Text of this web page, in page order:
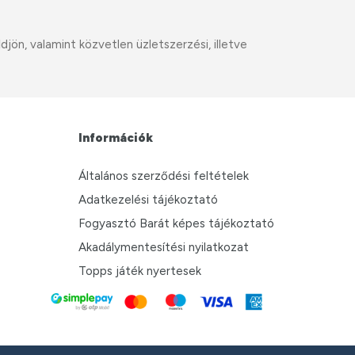
valamint közvetlen üzletszerzési, illetve
Információk
Általános szerződési feltételek
Adatkezelési tájékoztató
Fogyasztó Barát képes tájékoztató
Akadálymentesítési nyilatkozat
Topps játék nyertesek